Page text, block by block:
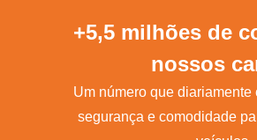
+5,5 milhões de
nossos
Um número que diariamente
segurança e comodidade